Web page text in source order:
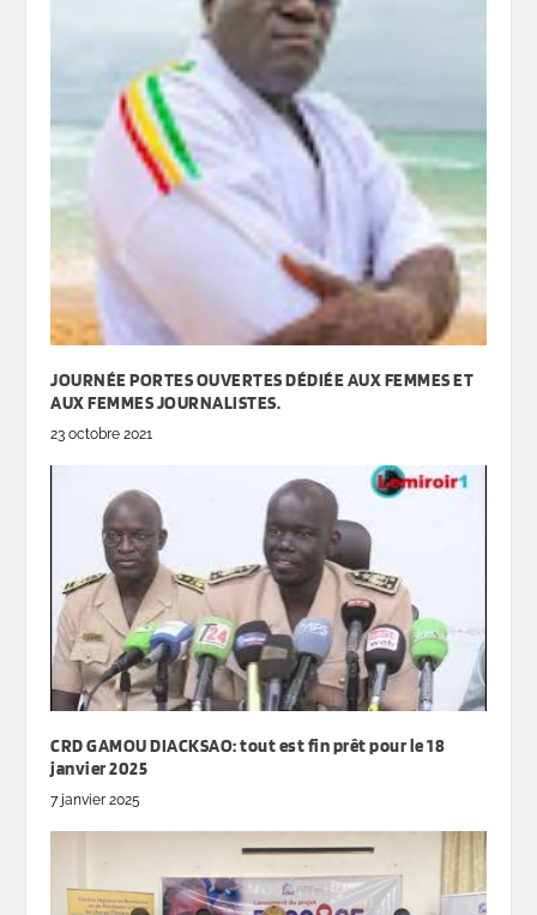
JOURNÉE PORTES OUVERTES DÉDIÉE AUX FEMMES ET
AUX FEMMES JOURNALISTES.
23 octobre 2021
CRD GAMOU DIACKSAO: tout est fin prêt pour le 18
janvier 2025
7 janvier 2025